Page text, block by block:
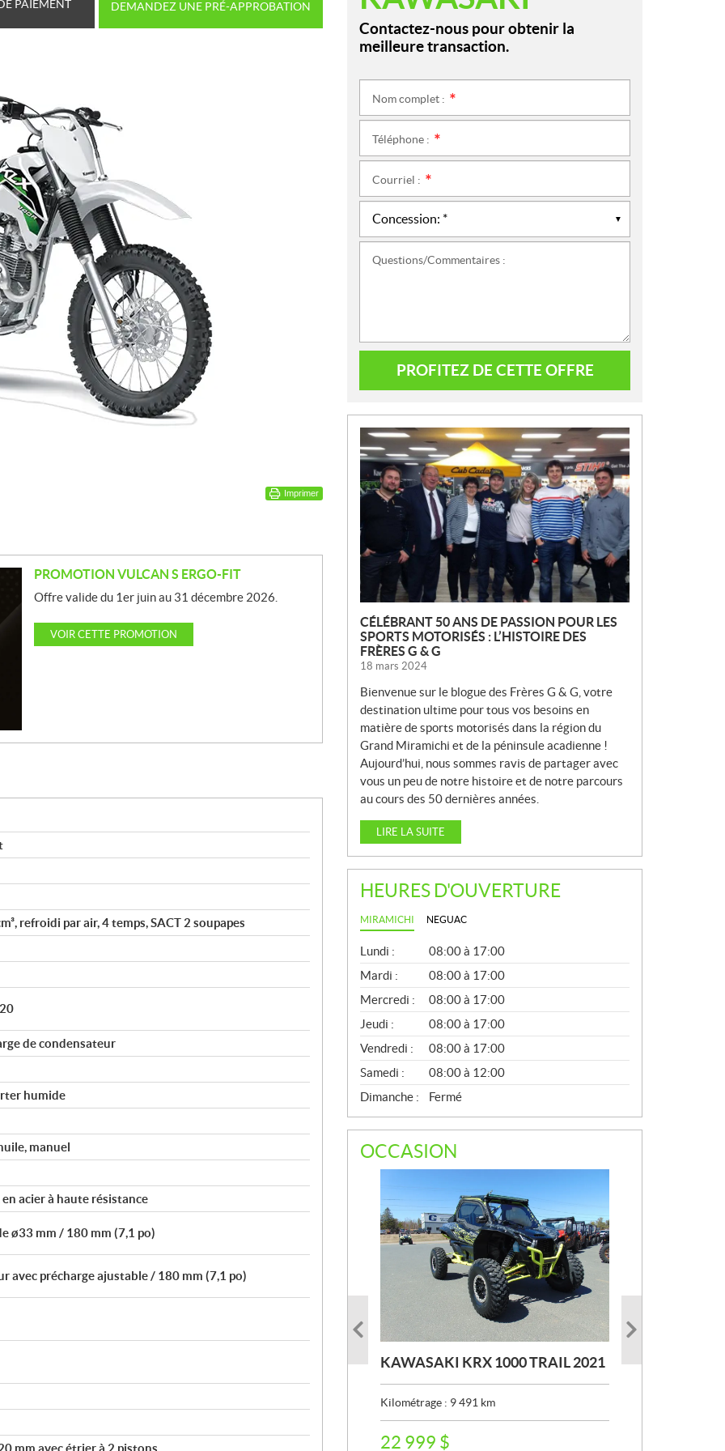
PAIEMENT
DEMANDEZ UNE PRÉ-APPROBATION
Imprimer
PROMOTION VULCAN S ERGO-FIT
Offre valide du 1er juin au 31 décembre 2026.
VOIR CETTE PROMOTION
refroidi par air, 4 temps, SACT 2 soupapes
de condensateur
humide
manuel
acier à haute résistance
ø33 mm / 180 mm (7,1 po)
avec précharge ajustable / 180 mm (7,1 po)
mm avec étrier à 2 pistons
Contactez-nous pour obtenir la
meilleure transaction.
Nom complet :
Téléphone :
Courriel :
Questions/Commentaires :
PROFITEZ DE CETTE OFFRE
N
O
U
V
L
L
S
CÉLÉBRANT 50 ANS DE PASSION POUR LES
SPORTS MOTORISÉS : L’HISTOIRE DES
FRÈRES G & G
18 mars 2024
Bienvenue sur le blogue des Frères G & G, votre
destination ultime pour tous vos besoins en
matière de sports motorisés dans la région du
Grand Miramichi et de la péninsule acadienne !
Aujourd’hui, nous sommes ravis de partager avec
vous un peu de notre histoire et de notre parcours
au cours des 50 dernières années.
LIRE LA SUITE
HEURES D'OUVERTURE
MIRAMICHI NEGUAC
G
É
N
É
R
A
L
Lundi :
08:00 à 17:00
Mardi :
08:00 à 17:00
Mercredi :
08:00 à 17:00
Jeudi :
08:00 à 17:00
Vendredi :
08:00 à 17:00
Samedi :
08:00 à 12:00
Dimanche :
Fermé
OCCASION
KAWASAKI KRX 1000 TRAIL 2021
Kilométrage : 9 491 km
P
22 999 $
KAWASAKI TERYX 2016
Kilométrage : 39 162km
P
6 899 $
KAWASAKI KLE 500 SE 2026
Kilométrage : 911 km
P
8 499 $